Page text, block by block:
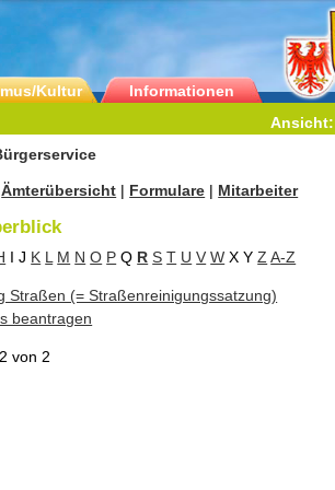
Kultur
Informationen
Ansicht:
Ämterübersicht | Formulare | Mitarbeiter
I J K L M N O P Q R S T U V W X Y Z A-Z
Straßen (= Straßenreinigungssatzung)
beantragen
von 2